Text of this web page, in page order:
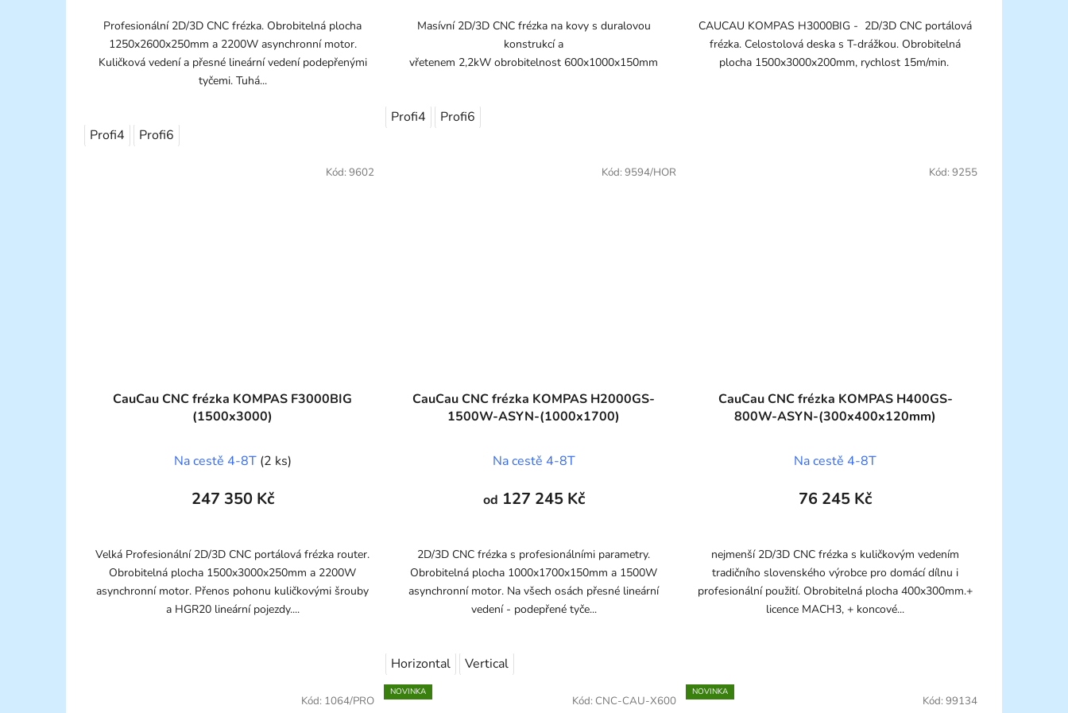
Profesionální 2D/3D CNC frézka. Obrobitelná plocha
1250x2600x250mm a 2200W asynchronní motor.
Kuličková vedení a přesné lineární vedení podepřenými
tyčemi. Tuhá...
Profi4 Profi6
Masívní 2D/3D CNC frézka na kovy s duralovou
konstrukcí a
vřetenem 2,2kW obrobitelnost 600x1000x150mm
Profi4 Profi6
CAUCAU KOMPAS H3000BIG - 2D/3D CNC portálová
frézka. Celostolová deska s T-drážkou. Obrobitelná
plocha 1500x3000x200mm, rychlost 15m/min.
CauCau CNC frézka KOMPAS F3000BIG
(1500x3000)
Na cestě 4-8T (2 ks)
247 350 Kč
Velká Profesionální 2D/3D CNC portálová frézka router.
Obrobitelná plocha 1500x3000x250mm a 2200W
asynchronní motor. Přenos pohonu kuličkovými šrouby
a HGR20 lineární pojezdy....
Kód:9602
CauCau CNC frézka KOMPAS H2000GS-
1500W-ASYN-(1000x1700)
Na cestě 4-8T
od 127 245 Kč
2D/3D CNC frézka s profesionálními parametry.
Obrobitelná plocha 1000x1700x150mm a 1500W
asynchronní motor. Na všech osách přesné lineární
vedení - podepřené tyče...
Horizontal Vertical
Kód: 9594/HOR
CauCau CNC frézka KOMPAS H400GS-
800W-ASYN-(300x400x120mm)
Na cestě 4-8T
76 245 Kč
nejmenší 2D/3D CNC frézka s kuličkovým vedením
tradičního slovenského výrobce pro domácí dílnu i
profesionální použití. Obrobitelná plocha 400x300mm.+
licence MACH3, + koncové...
Kód: 9255
Kód: 1064/PRO
NOVINKA
Kód: CNC-CAU-X600
NOVINKA
Kód: 99134